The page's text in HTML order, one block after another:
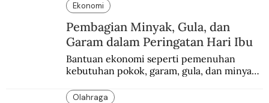
Ekonomi
Pembagian Minyak, Gula, dan
Garam dalam Peringatan Hari Ibu
Bantuan ekonomi seperti pemenuhan
kebutuhan pokok, garam, gula, dan minyak
peringatan Hari Ibu.
Olahraga